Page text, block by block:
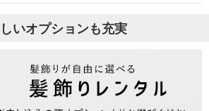
いオプションも充実